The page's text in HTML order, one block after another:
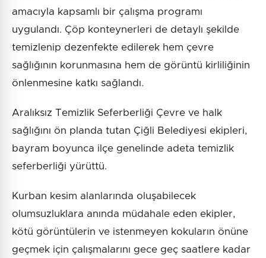
amacıyla kapsamlı bir çalışma programı
uygulandı. Çöp konteynerleri de detaylı şekilde
temizlenip dezenfekte edilerek hem çevre
sağlığının korunmasına hem de görüntü kirliliğinin
önlenmesine katkı sağlandı.
Aralıksız Temizlik Seferberliği Çevre ve halk
sağlığını ön planda tutan Çiğli Belediyesi ekipleri,
bayram boyunca ilçe genelinde adeta temizlik
seferberliği yürüttü.
Kurban kesim alanlarında oluşabilecek
olumsuzluklara anında müdahale eden ekipler,
kötü görüntülerin ve istenmeyen kokuların önüne
geçmek için çalışmalarını gece geç saatlere kadar